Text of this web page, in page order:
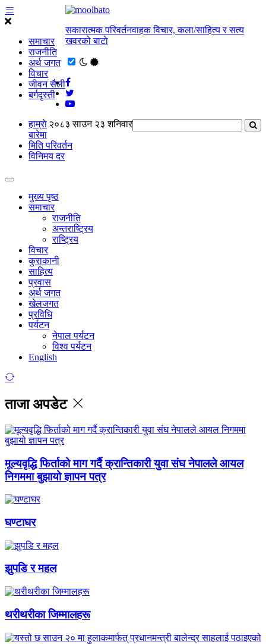
समाचार
राजनीति
अर्थ जगत
विचार
जीवन सैली
बर्गदृस्ती
सकारात्मक परिवर्तनवाहक विचार, कला/साहित्य र सत्य
खवरको बाटाे
२०८३ साउन २३ शनिवार
हाम्राे
बारेमा
मिति परिवर्तन
विनिमय दर
मुख्य पृष्ठ
समाचार
राजनीति
अन्तराष्ट्रिय
राष्ट्रिय
विचार
कुराकानी
साहित्य
प्रवास
अर्थ जगत
खेलजगत
प्रविधि
पर्यटन
नेपाल पर्यटन
विश्व पर्यटन
English
ताजा अपडेट
मूल्यवृद्धि फिर्ताको माग गर्दै क्रान्तिकारी युवा संघ नेपालले आयल
निगममा बुझायो ज्ञापन पत्र
घण्टाघर
झुपडि र महल
थरीथरीका जिम्मालहरू